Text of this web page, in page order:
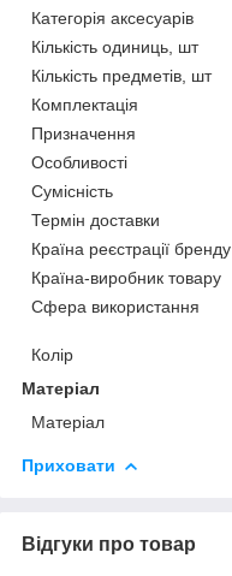
Категорія аксесуарів
Кількість одиниць, шт
Кількість предметів, шт
Комплектація
Призначення
Особливості
Сумісність
Термін доставки
Країна реєстрації бренду
Країна-виробник товару
Сфера використання
Колір
Матеріал
Матеріал
Приховати
Відгуки про товар